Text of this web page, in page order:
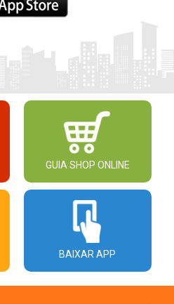
GUIA SHOP ONLINE
BAIXAR APP